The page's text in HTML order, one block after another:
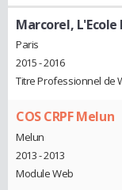
Marcorel,
Paris
2015 - 2016
Titre Professionnel de
COS CRPF Melun
Melun
2013 - 2013
Module Web